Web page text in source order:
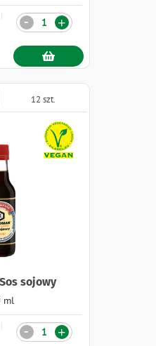
Ilość +
-
sojowy
ml
Naklejki
12 szt.
Ilość +
-